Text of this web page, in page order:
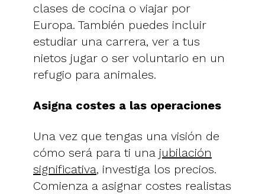
clases de cocina o viajar por
Europa. También puedes incluir
estudiar una carrera, ver a tus
nietos jugar o ser voluntario en un
refugio para animales.
Asigna costes a las operaciones
Una vez que tengas una visión de
cómo será para ti una jubilación
significativa, investiga los precios.
Comienza a asignar costes realistas